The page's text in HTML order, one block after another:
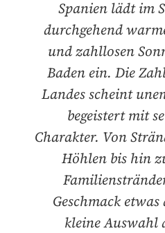
Spanien lädt im
durchgehend
und zahllosen
Baden ein. Die
Landes scheint
begeistert mit
Charakter. Von
Höhlen bis hin
Geschmack
kleine Auswahl